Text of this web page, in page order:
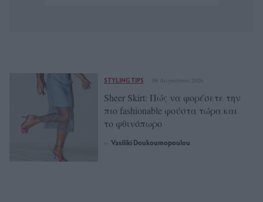
STYLING TIPS 09 Αυγούστου 2026
Sheer Skirt: Πώς να φορέσετε την
πιο fashionable φούστα τώρα και
το φθινόπωρο
Vasiliki Doukoumopoulou